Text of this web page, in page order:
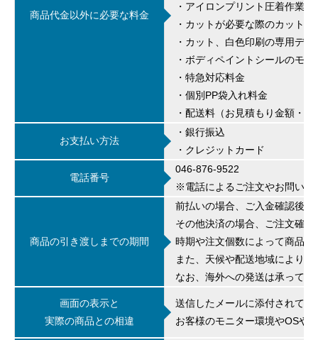
商品代金以外に必要な料金
・アイロンプリント圧着作業料
・カットが必要な際のカット料
・カット、白色印刷の専用デ
・ボディペイントシールのモ
・特急対応料金
・個別PP袋入れ料金
・配送料（お見積もり金額・
お支払い方法
・銀行振込
・クレジットカード
電話番号
046-876-9522
※電話によるご注文やお問い合
商品の引き渡しまでの期間
前払いの場合、ご入金確認後3
その他決済の場合、ご注文確
時期や注文個数によって商品
また、天候や配送地域により
なお、海外への発送は承って
画面の表示と
実際の商品との相違
送信したメールに添付されて
お客様のモニター環境やOSや